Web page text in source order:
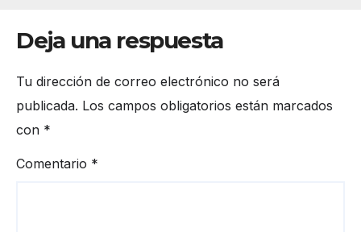
Deja una respuesta
Tu dirección de correo electrónico no será
publicada. Los campos obligatorios están marcados
con *
Comentario *